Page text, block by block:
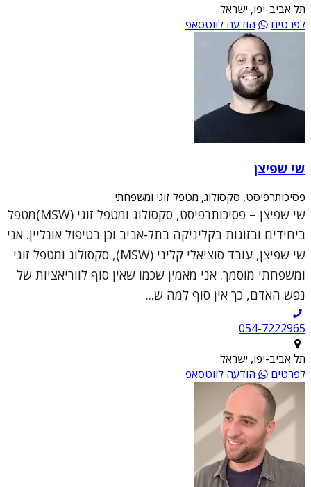
תל אביב-יפו, ישראל
לפרטים
הודעה לווטסאפ
שי שפיצן
פסיכותרפיסט, סקסולוג, מטפל זוגי ומשפחתי
שי שפיצן – פסיכותרפיסט, סקסולוג ומטפל זוגי (MSW)מטפל
ביחידים ובזוגות בקליניקה בתל-אביב וכן בטיפול אונליין. אני
שי שפיצן, עובד סוציאלי קליני (MSW), סקסולוג ומטפל זוגי
ומשפחתי מוסמך. אני מאמין שכמו שאין סוף לווריאציות של
נפש האדם, כך אין סוף למה ש...
054-7222965
תל אביב-יפו, ישראל
לפרטים
הודעה לווטסאפ